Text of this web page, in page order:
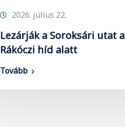
2026. július 22.
Lezárják a Soroksári utat a
Rákóczi híd alatt
Tovább